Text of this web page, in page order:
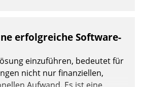
erfolgreiche Software-
einzuführen, bedeutet für
nicht nur finanziellen,